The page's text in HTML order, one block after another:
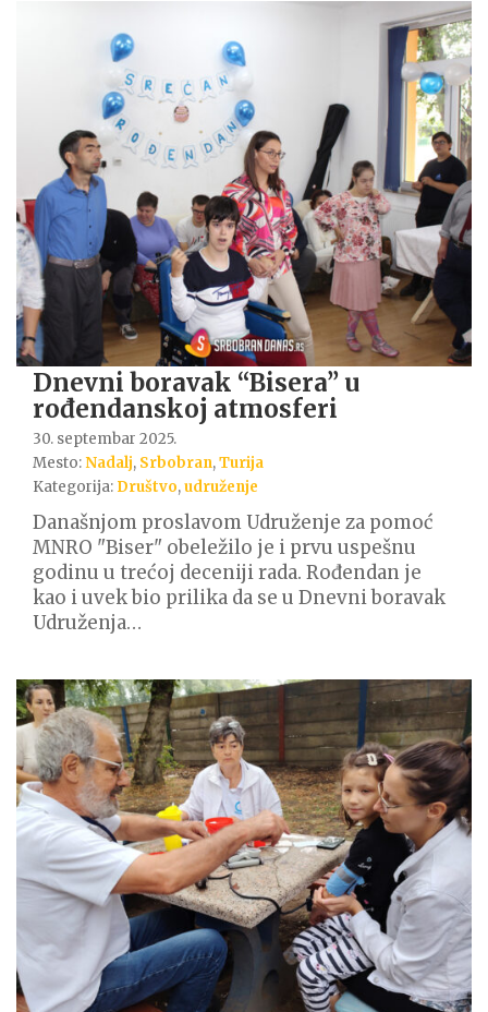
Dnevni boravak “Bisera” u
rođendanskoj atmosferi
30. septembar 2025.
Mesto:Nadalj, Srbobran,Turija
Kategorija: Društvo,udruženje
Današnjom proslavom Udruženje za pomoć
MNRO "Biser" obeležilo je i prvu uspešnu
godinu u trećoj deceniji rada. Rođendan je
kao i uvek bio prilika da se u Dnevni boravak
Udruženja…